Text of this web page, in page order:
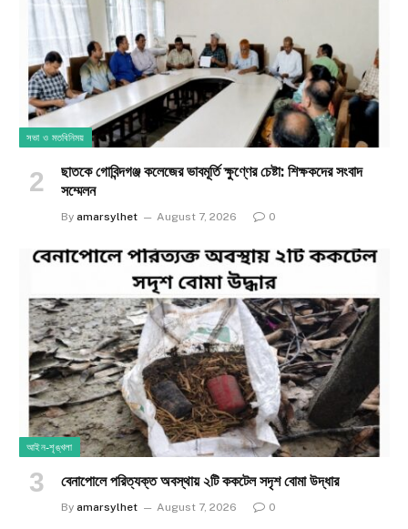
সভা ও মতবিনিময়
ছাতকে গোবিন্দগঞ্জ কলেজের ভাবমূর্তি ক্ষুণ্ণের চেষ্টা: শিক্ষকদের সংবাদ
সম্মেলন
By amarsylhet August 7, 2026 0
আইন-শৃঙ্খলা
​বেনাপোলে পরিত্যক্ত অবস্থায় ২টি ককটেল সদৃশ বোমা উদ্ধার
By amarsylhet August 7, 2026 0